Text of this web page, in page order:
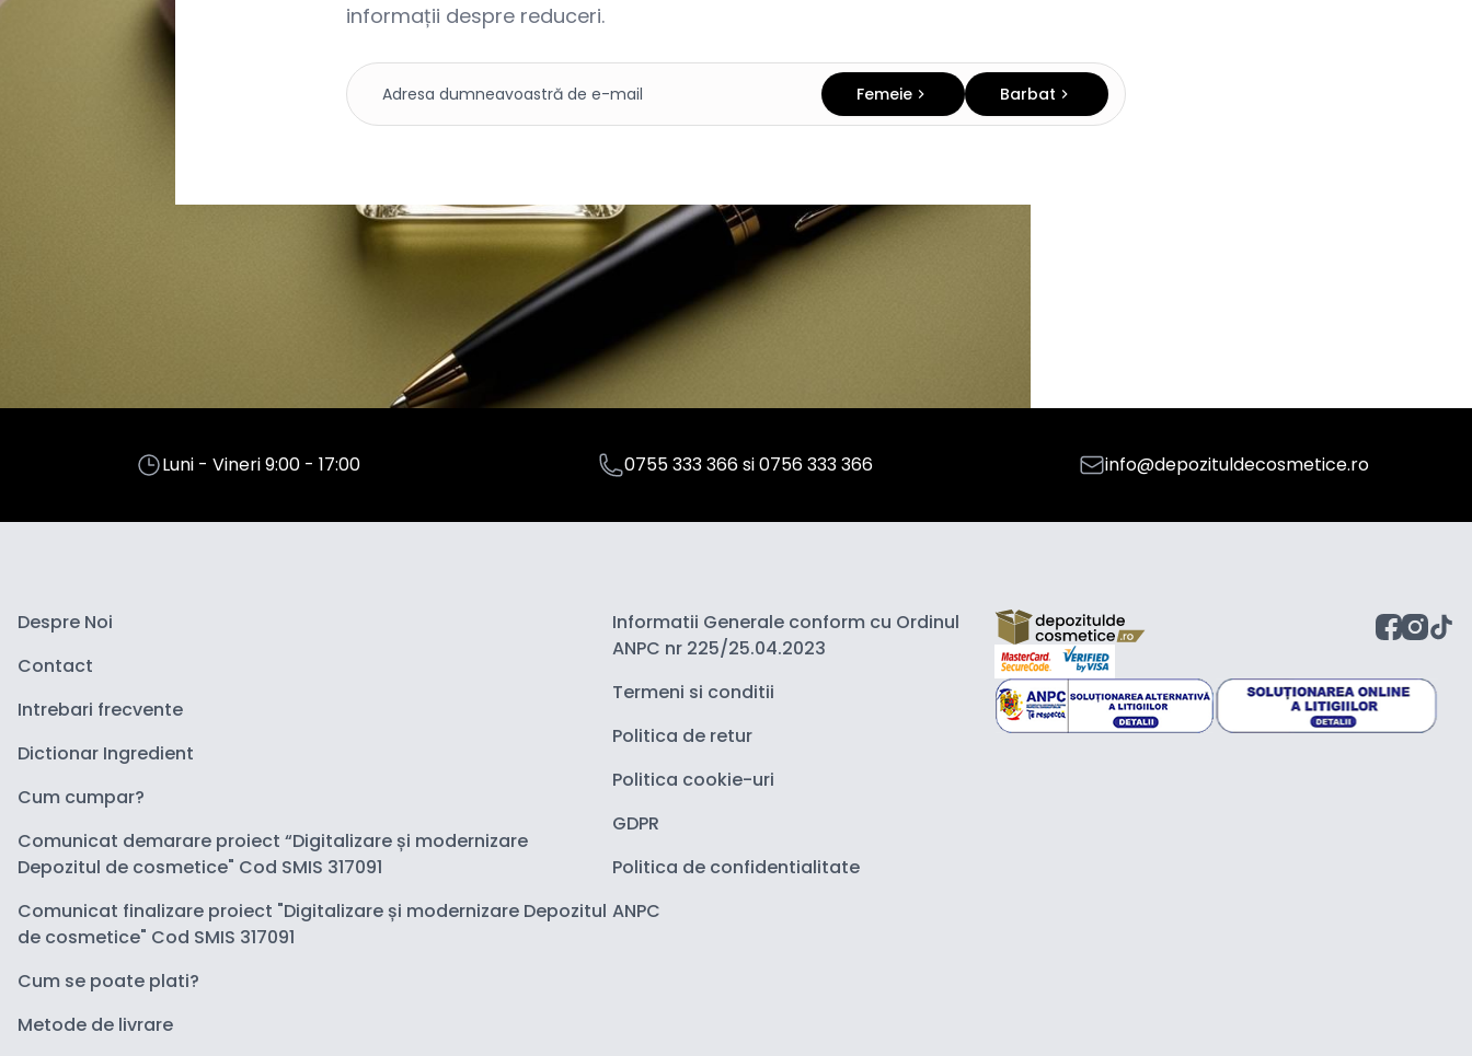
informații despre reduceri.
Femeie Barbat
Luni - Vineri 9:00 - 17:00 0755 333 366si0756 333 366 info@depozituldecosmetice.ro
Despre Noi
Contact
Intrebari frecvente
Dictionar Ingredient
Cum cumpar?
Comunicat demarare proiect “Digitalizare și modernizare
Depozitul de cosmetice" Cod SMIS 317091
Comunicat finalizare proiect "Digitalizare și modernizare Depozitul
de cosmetice" Cod SMIS 317091
Cum se poate plati?
Metode de livrare
Informatii Generale conform cu Ordinul
ANPC nr 225/25.04.2023
Termeni si conditii
Politica de retur
Politica cookie-uri
GDPR
Politica de confidentialitate
ANPC